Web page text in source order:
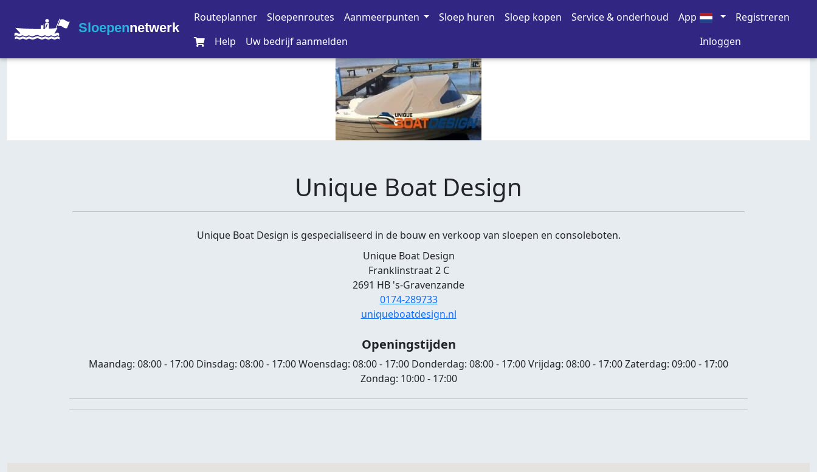
Sloepennetwerk
Routeplanner Sloepenroutes Aanmeerpunten Sloep huren Sloep kopen Service & onderhoud
App
Help
Uw bedrijf aanmelden
Registreren
Inloggen
Unique Boat Design
Unique Boat Design is gespecialiseerd in de bouw en verkoop van sloepen en consoleboten.
Unique Boat Design
Franklinstraat 2 C
2691 HB 's-Gravenzande
0174-289733
uniqueboatdesign.nl
Openingstijden
Maandag: 08:00 - 17:00 Dinsdag: 08:00 - 17:00Woensdag: 08:00 - 17:00 Donderdag: 08:00 - 17:00Vrijdag: 08:00 - 17:00Zaterdag: 09:00 - 17:00
Zondag: 10:00 - 17:00